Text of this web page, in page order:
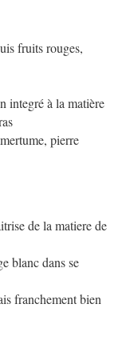
fruits rouges,
integré à la matière
pierre
de la matiere de
blanc dans se
franchement bien